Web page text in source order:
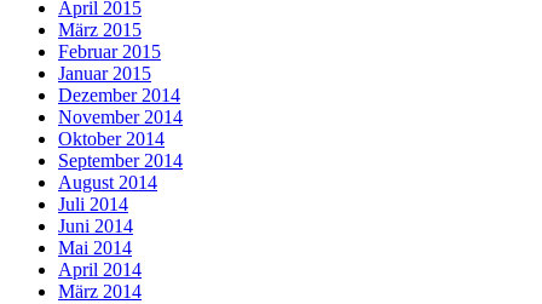
April 2015
März 2015
Februar 2015
Januar 2015
Dezember 2014
November 2014
Oktober 2014
September 2014
August 2014
Juli 2014
Juni 2014
Mai 2014
April 2014
März 2014